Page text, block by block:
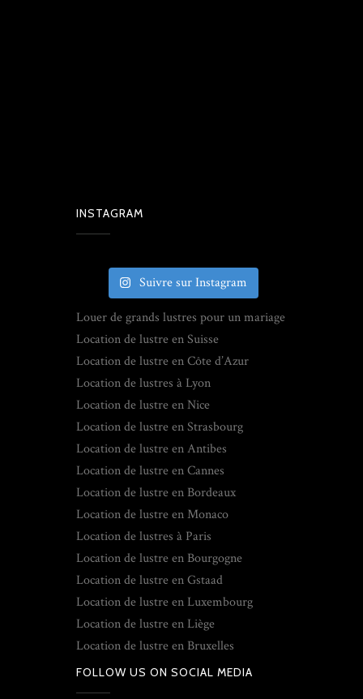
INSTAGRAM
Suivre sur Instagram
Louer de grands lustres pour un mariage
Location de lustre en Suisse
Location de lustre en Côte d’Azur
Location de lustres à Lyon
Location de lustre en Nice
Location de lustre en Strasbourg
Location de lustre en Antibes
Location de lustre en Cannes
Location de lustre en Bordeaux
Location de lustre en Monaco
Location de lustres à Paris
Location de lustre en Bourgogne
Location de lustre en Gstaad
Location de lustre en Luxembourg
Location de lustre en Liège
Location de lustre en Bruxelles
FOLLOW US ON SOCIAL MEDIA